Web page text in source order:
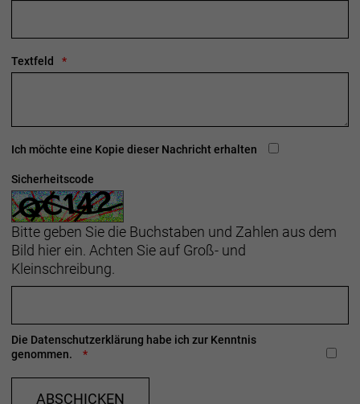
Textfeld
Ich möchte eine Kopie dieser Nachricht erhalten
Sicherheitscode
Bitte geben Sie die Buchstaben und Zahlen aus dem
Bild hier ein. Achten Sie auf Groß- und
Kleinschreibung.
Die Datenschutzerklärung habe ich zur Kenntnis
genommen.
ABSCHICKEN